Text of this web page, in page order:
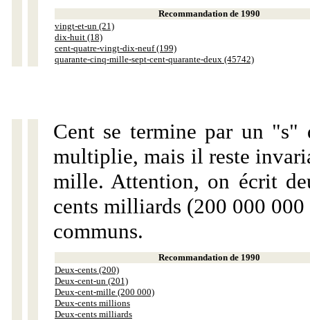
Recommandation de 1990
vingt-et-un (21)
dix-huit (18)
cent-quatre-vingt-dix-neuf (199)
quarante-cinq-mille-sept-cent-quarante-deux (45742)
Cent se termine par un "s"
multiplie, mais il reste
mille. Attention, on écrit
cents milliards (200 000
communs.
Recommandation de 1990
Deux-cents (200)
Deux-cent-un (201)
Deux-cent-mille (200 000)
Deux-cents millions
Deux-cents milliards